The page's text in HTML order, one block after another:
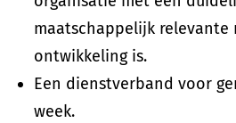
maatschappelijk relevante
ontwikkeling is.
Een dienstverband voor
week.